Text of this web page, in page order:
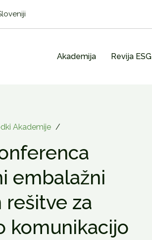
Akademija Revija ESG
Akademije /
embalažni
rešitve za
komunikacijo